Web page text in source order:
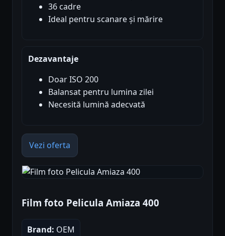
36 cadre
Ideal pentru scanare și mărire
Dezavantaje
Doar ISO 200
Balansat pentru lumina zilei
Necesită lumină adecvată
Vezi oferta
Film foto Pelicula Amiaza 400
Brand: OEM